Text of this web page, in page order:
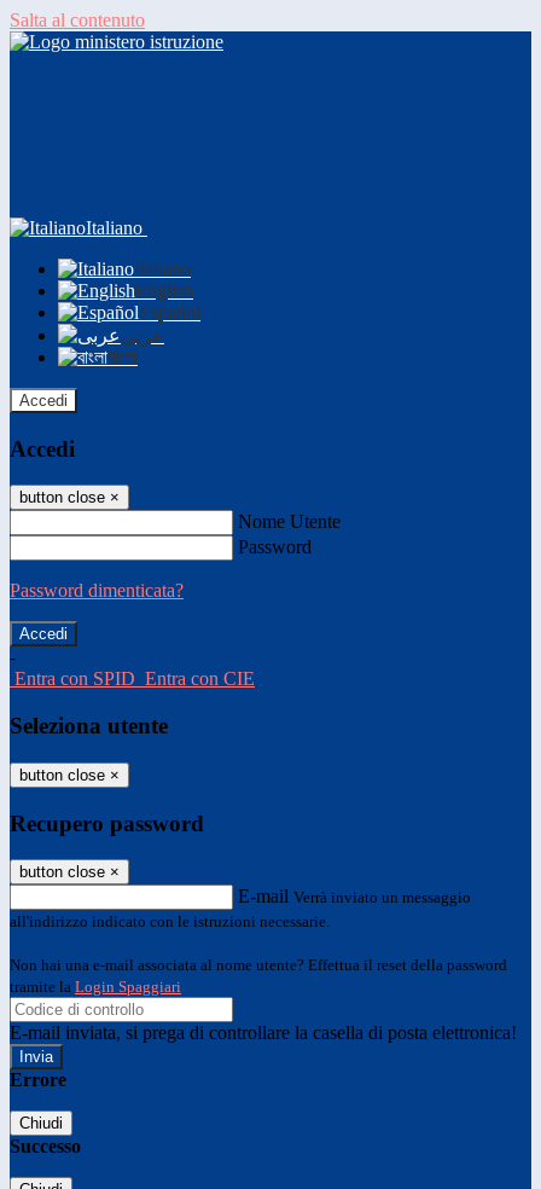
Salta al contenuto
Italiano
Italiano
English
Español
عربى
বাংলা
Accedi
Accedi
button close ×
Nome Utente
Password
Password dimenticata?
-
Entra con SPID Entra con CIE
Seleziona utente
button close ×
Recupero password
button close ×
E-mail Verrà inviato un messaggio
all'indirizzo indicato con le istruzioni necessarie.
Non hai una e-mail associata al nome utente? Effettua il reset della password
tramite la Login Spaggiari
E-mail inviata, si prega di controllare la casella di posta elettronica!
Errore
Chiudi
Successo